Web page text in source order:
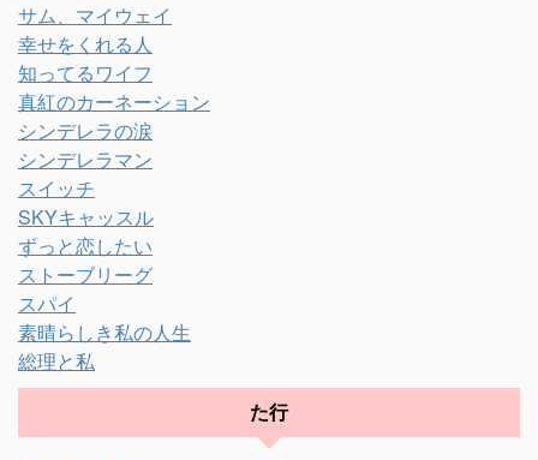
サム、マイウェイ
幸せをくれる人
知ってるワイフ
真紅のカーネーション
シンデレラの涙
シンデレラマン
スイッチ
SKYキャッスル
ずっと恋したい
ストーブリーグ
スパイ
素晴らしき私の人生
総理と私
た行